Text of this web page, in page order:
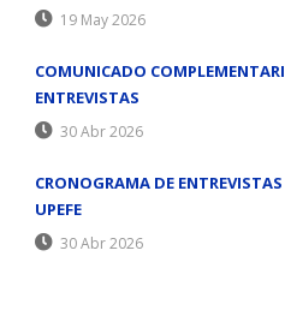
19 May 2026
COMUNICADO
ENTREVISTAS
30 Abr 2026
CRONOGRAMA DE
UPEFE
30 Abr 2026